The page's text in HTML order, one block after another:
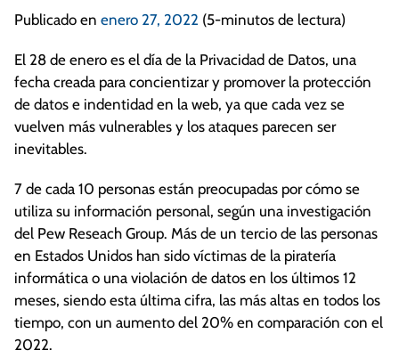
Publicado en enero 27, 2022 (5-minutos de lectura)
El 28 de enero es el día de la Privacidad de Datos, una
fecha creada para concientizar y promover la protección
de datos e indentidad en la web, ya que cada vez se
vuelven más vulnerables y los ataques parecen ser
inevitables.
7 de cada 10 personas están preocupadas por cómo se
utiliza su información personal, según una investigación
del Pew Reseach Group. Más de un tercio de las personas
en Estados Unidos han sido víctimas de la piratería
informática o una violación de datos en los últimos 12
meses, siendo esta última cifra, las más altas en todos los
tiempo, con un aumento del 20% en comparación con el
2022.